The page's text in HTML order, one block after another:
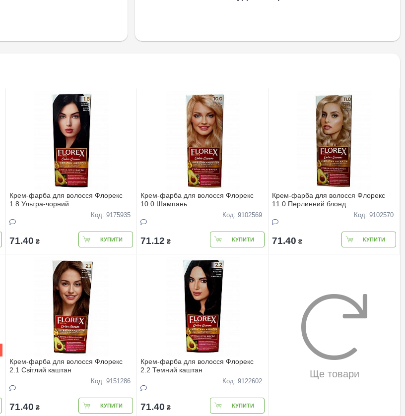
Крем-фарба для волосся Флорекс
1.8 Ультра-чорний
Код: 9175935
71.40 ₴ КУПИТИ
Крем-фарба для волосся Флорекс
10.0 Шампань
Код: 9102569
71.12 ₴ КУПИТИ
Крем-фарба для волосся Флорекс
11.0 Перлинний блонд
Код: 9102570
71.40 ₴ КУПИТИ
Крем-фарба для волосся Флорекс
2.1 Світлий каштан
Код: 9151286
71.40 ₴ КУПИТИ
Крем-фарба для волосся Флорекс
2.2 Темний каштан
Код: 9122602
71.40 ₴ КУПИТИ
Ще товари